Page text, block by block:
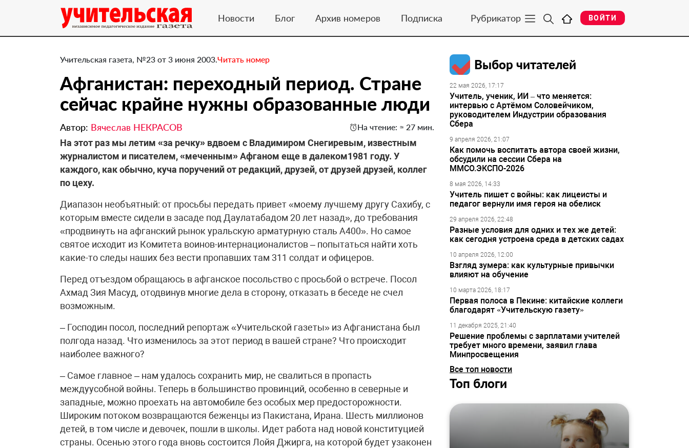
Новости Блог Архив номеров Подписка Рубрикатор ВОЙТИ
Учительская газета, №23 от 3 июня 2003.Читать номер
Афганистан: переходный период. Стране
сейчас крайне нужны образованные люди
Автор: Вячеслав НЕКРАСОВ На чтение: ≈ 27 мин.
На этот раз мы летим «за речку» вдвоем с Владимиром Снегиревым, известным
журналистом и писателем, «меченным» Афганом еще в далеком1981 году. У
каждого, как обычно, куча поручений от редакций, друзей, от друзей друзей, коллег
по цеху.
Диапазон необъятный: от просьбы передать привет «моему лучшему другу Сахибу, с
которым вместе сидели в засаде под Даулатабадом 20 лет назад», до требования
«продвинуть на афганский рынок уральскую арматурную сталь А400». Но самое
святое исходит из Комитета воинов-интернационалистов – попытаться найти хоть
какие-то следы наших без вести пропавших там 311 солдат и офицеров.
Перед отъездом обращаюсь в афганское посольство с просьбой о встрече. Посол
Ахмад Зия Масуд, отодвинув многие дела в сторону, отказать в беседе не счел
возможным.
– Господин посол, последний репортаж «Учительской газеты» из Афганистана был
полгода назад. Что изменилось за этот период в вашей стране? Что происходит
наиболее важного?
– Самое главное – нам удалось сохранить мир, не свалиться в пропасть
междуусобной войны. Теперь в большинство провинций, особенно в северные и
западные, можно проехать на автомобиле без особых мер предосторожности.
Широким потоком возвращаются беженцы из Пакистана, Ирана. Шесть миллионов
детей, в том числе и девочек, пошли в школы. Идет работа над новой конституцией
страны. Осенью этого года вновь состоится Лойя Джирга, на которой будет узаконен
Выбор читателей
22 мая 2026, 17:17
Учитель, ученик, ИИ – что меняется:
интервью с Артёмом Соловейчиком,
руководителем Индустрии образования
Сбера
9 апреля 2026, 21:07
Как помочь воспитать автора своей жизни,
обсудили на сессии Сбера на
ММСО.ЭКСПО-2026
8 мая 2026, 14:33
Учитель пишет с войны: как лицеисты и
педагог вернули имя героя на обелиск
29 апреля 2026, 22:48
Разные условия для одних и тех же детей:
как сегодня устроена среда в детских садах
10 апреля 2026, 12:00
Взгляд зумера: как культурные привычки
влияют на обучение
10 марта 2026, 18:17
Первая полоса в Пекине: китайские коллеги
благодарят «Учительскую газету»
11 декабря 2025, 21:40
Решение проблемы с зарплатами учителей
требует много времени, заявил глава
Минпросвещения
Все топ новости
Топ блоги